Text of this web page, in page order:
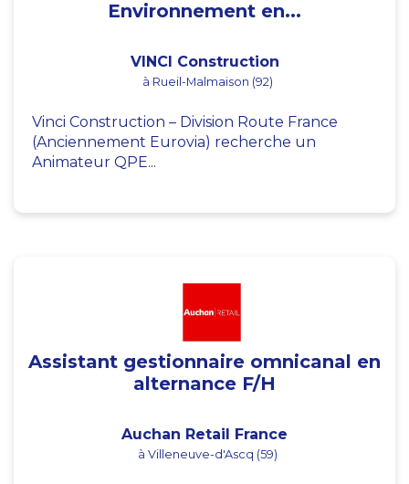
Environnement en...
VINCI Construction
à Rueil-Malmaison (92)
Vinci Construction – Division Route France
(Anciennement Eurovia) recherche un
Animateur QPE...
Assistant gestionnaire omnicanal en
alternance F/H
Auchan Retail France
à Villeneuve-d'Ascq (59)